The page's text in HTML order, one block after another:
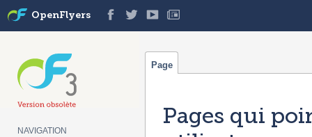
Pages qui
Page
OpenFlyers
NAVIGATION